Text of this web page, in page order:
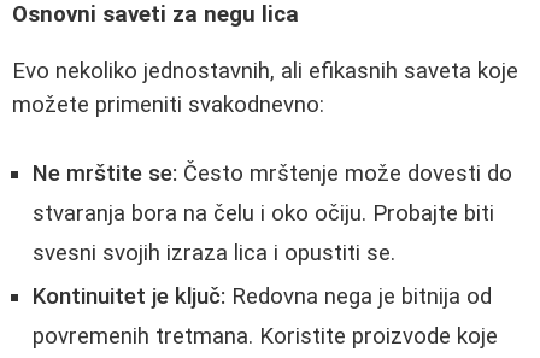
Osnovni saveti za negu lica
Evo nekoliko jednostavnih, ali efikasnih saveta koje
možete primeniti svakodnevno:
Ne mrštite se: Često mrštenje može dovesti do
stvaranja bora na čelu i oko očiju. Probajte biti
svesni svojih izraza lica i opustiti se.
Kontinuitet je ključ: Redovna nega je bitnija od
povremenih tretmana. Koristite proizvode koje